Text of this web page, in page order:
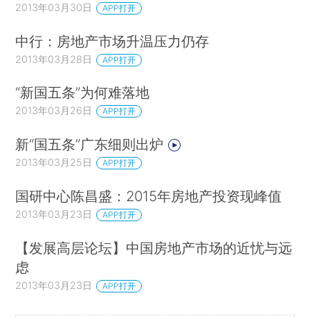
2013年03月30日 APP打开
中行：房地产市场升温压力仍存
2013年03月28日 APP打开
“新国五条”为何难落地
2013年03月26日 APP打开
新“国五条”广东细则出炉
2013年03月25日 APP打开
国研中心陈昌盛：2015年房地产投资现峰值
2013年03月23日 APP打开
【发展高层论坛】中国房地产市场的近忧与远
虑
2013年03月23日 APP打开